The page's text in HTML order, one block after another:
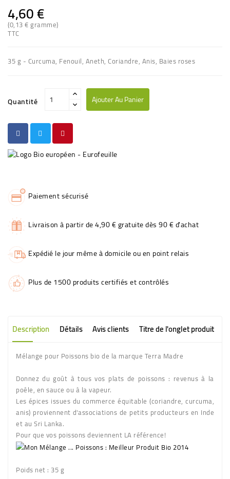
4,60 €
(0,13 € gramme)
TTC
35 g - Curcuma, Fenouil, Aneth, Coriandre, Anis, Baies roses
Quantité Ajouter Au Panier
Paiement sécurisé
Livraison à partir de 4,90 € gratuite dès 90 € d'achat
Expédié le jour même à domicile ou en point relais
Plus de 1500 produits certifiés et contrôlés
Description Détails Avis clients Titre de l'onglet produit
Mélange pour Poissons bio de la marque Terra Madre
Donnez du goût à tous vos plats de poissons : revenus à la
poêle, en sauce ou à la vapeur.
Les épices issues du commerce équitable (coriandre, curcuma,
anis) proviennent d'associations de petits producteurs en Inde
et au Sri Lanka.
Pour que vos poissons deviennent LA référence!
Poids net : 35 g